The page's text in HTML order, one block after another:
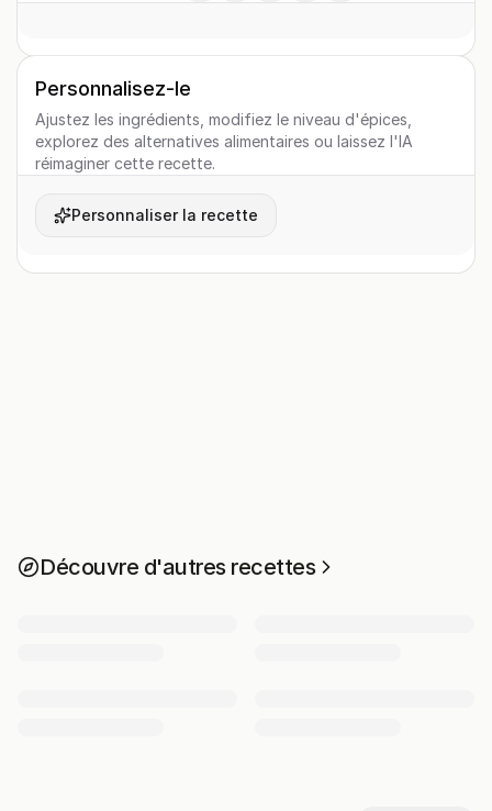
Personnalisez-le
Ajustez les ingrédients, modifiez le niveau d'épices,
explorez des alternatives alimentaires ou laissez l'IA
réimaginer cette recette.
Personnaliser la recette
Découvre d'autres recettes